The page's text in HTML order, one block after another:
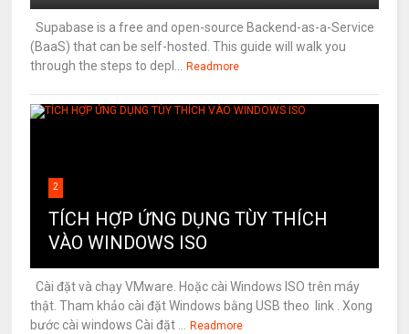
Supabase is a free and open-source Backend-as-a-Service
(BaaS) that can be self-hosted. This guide will walk you
through the steps to depl...
Readmore
2
TÍCH HỢP ỨNG DỤNG TÙY THÍCH
VÀO WINDOWS ISO
Cài đặt và chạy VMware. Hoặc cài Windows ISO trên máy
thật. Tham khảo cài đặt Windows bằng USB theo link . Xong
bước cài windows Cài đặt ...
Readmore